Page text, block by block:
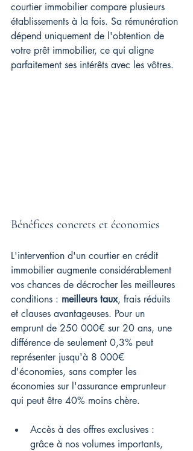
courtier immobilier compare plusieurs
établissements à la fois. Sa rémunération
dépend uniquement de l'obtention de
votre prêt immobilier, ce qui aligne
parfaitement ses intérêts avec les vôtres.
Bénéfices concrets et économies
L'intervention d'un courtier en crédit
immobilier augmente considérablement
vos chances de décrocher les meilleures
conditions : meilleurs taux, frais réduits
et clauses avantageuses. Pour un
emprunt de 250 000€ sur 20 ans, une
différence de seulement 0,3% peut
représenter jusqu'à 8 000€
d'économies, sans compter les
économies sur l'assurance emprunteur
qui peut être 40% moins chère.
Accès à des offres exclusives :
grâce à nos volumes importants,